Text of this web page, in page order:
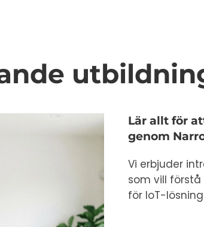
Lär allt för
genom
Vi erbjuder
som vill
för IoT-